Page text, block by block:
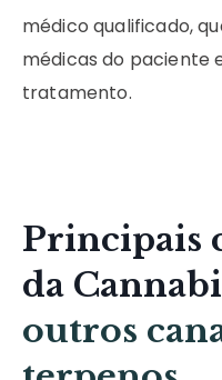
médico qualificado,
médicas do paciente
tratamento.
Principais
da
outros